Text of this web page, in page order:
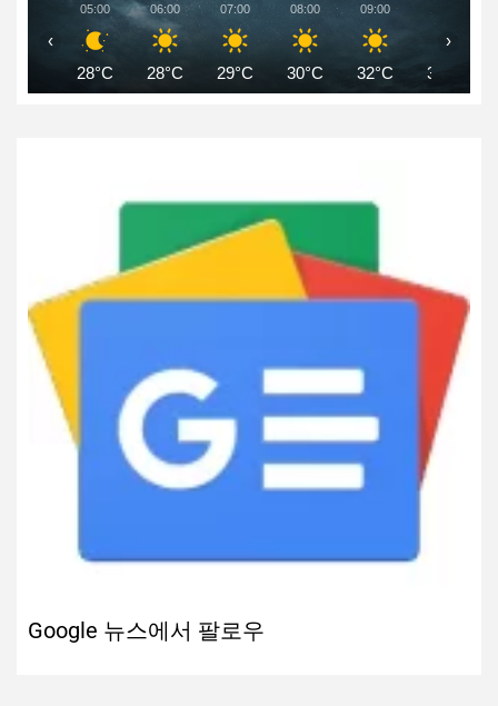
05:00
28°C
06:00
28°C
07:00
29°C
08:00
30°C
09:00
32°C 34°C
‹ ›
Google 뉴스에서 팔로우